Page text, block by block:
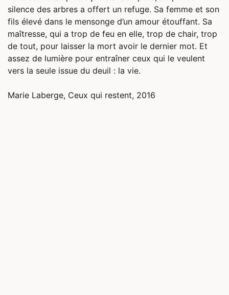
silence des arbres a offert un refuge. Sa femme et son
fils élevé dans le mensonge d’un amour étouffant. Sa
maîtresse, qui a trop de feu en elle, trop de chair, trop
de tout, pour laisser la mort avoir le dernier mot. Et
assez de lumière pour entraîner ceux qui le veulent
vers la seule issue du deuil : la vie.
Marie Laberge, Ceux qui restent, 2016